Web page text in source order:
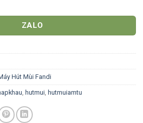
ZALO
Hút Mùi Fandi
hutmui hutmuiamtu